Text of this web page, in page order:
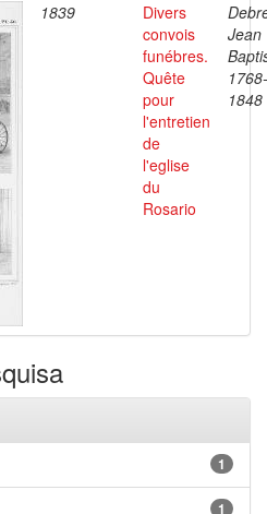
1839
Divers
convois
funébres.
Quête
pour
l'entretien
de
l'eglise
du
Rosario
Jean
1768-
1848
1
1